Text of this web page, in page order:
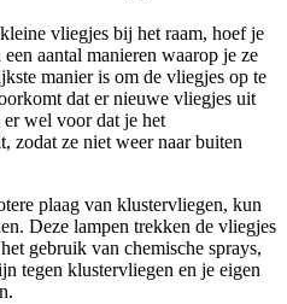
vliegjes bij het raam, hoef je
aantal manieren waarop je ze
manier is om de vliegjes op te
dat er nieuwe vliegjes uit
wel voor dat je het
zodat ze niet weer naar buiten
plaag van klustervliegen, kun
Deze lampen trekken de vliegjes
gebruik van chemische sprays,
tegen klustervliegen en je eigen